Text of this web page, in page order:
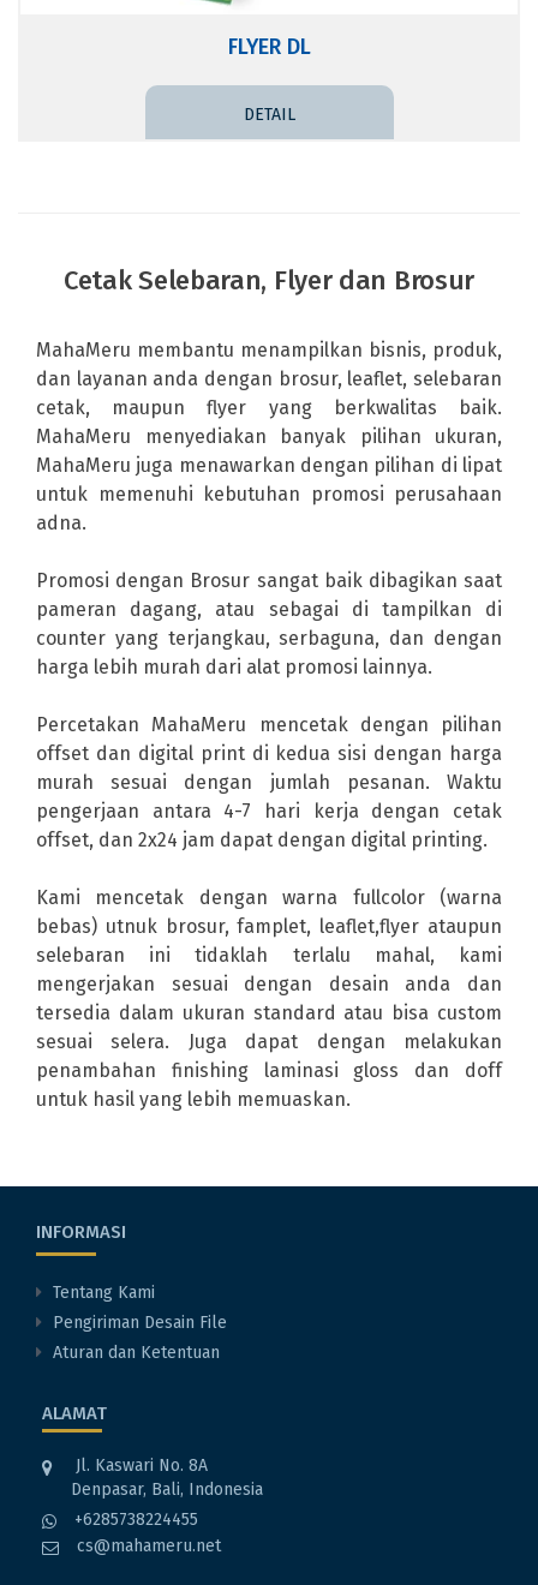
FLYER DL
Cetak Selebaran, Flyer dan Brosur
MahaMeru membantu menampilkan bisnis, produk,
dan layanan anda dengan brosur, leaflet, selebaran
cetak, maupun flyer yang berkwalitas baik.
MahaMeru menyediakan banyak pilihan ukuran,
MahaMeru juga menawarkan dengan pilihan di lipat
untuk memenuhi kebutuhan promosi perusahaan
adna.
Promosi dengan Brosur sangat baik dibagikan saat
pameran dagang, atau sebagai di tampilkan di
counter yang terjangkau, serbaguna, dan dengan
harga lebih murah dari alat promosi lainnya.
Percetakan MahaMeru mencetak dengan pilihan
offset dan digital print di kedua sisi dengan harga
murah sesuai dengan jumlah pesanan. Waktu
pengerjaan antara 4-7 hari kerja dengan cetak
offset, dan 2x24 jam dapat dengan digital printing.
Kami mencetak dengan warna fullcolor (warna
bebas) utnuk brosur, famplet, leaflet,flyer ataupun
selebaran ini tidaklah terlalu mahal, kami
mengerjakan sesuai dengan desain anda dan
tersedia dalam ukuran standard atau bisa custom
sesuai selera. Juga dapat dengan melakukan
penambahan finishing laminasi gloss dan doff
untuk hasil yang lebih memuaskan.
INFORMASI
Tentang Kami
Pengiriman Desain File
Aturan dan Ketentuan
ALAMAT
Jl. Kaswari No. 8A
Denpasar, Bali, Indonesia
+6285738224455
cs@mahameru.net